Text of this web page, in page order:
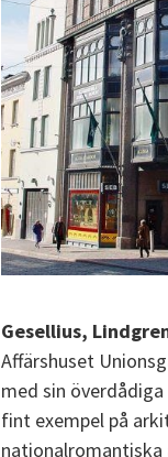
Gesellius,
Affärshuset
med sin
fint exempel på